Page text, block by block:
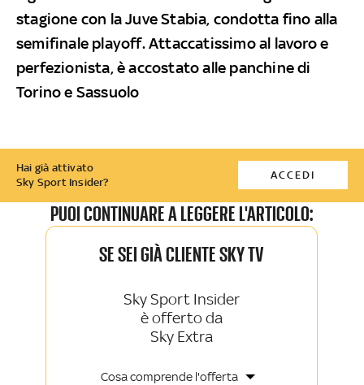
stagione con la Juve Stabia, condotta fino alla
semifinale playoff. Attaccatissimo al lavoro e
perfezionista, è accostato alle panchine di
Torino e Sassuolo
Hai già attivato
Sky Sport Insider?
ACCEDI
PUOI CONTINUARE A LEGGERE L'ARTICOLO:
SE SEI GIÀ CLIENTE SKY TV
Sky Sport Insider
è offerto da
Sky Extra
Cosa comprende l'offerta